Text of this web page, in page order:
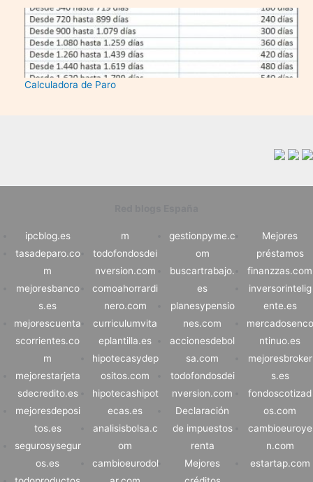
Calculadora de Paro
ipcblog.es
tasadeparo.co
m
mejoresbanco
s.es
mejorescuenta
scorrientes.co
m
mejorestarjeta
sdecredito.es
mejoresdeposi
tos.es
segurosysegur
os.es
m
todofondosdei
nversion.com
comoahorrardi
nero.com
curriculumvita
eplantilla.es
hipotecasydep
ositos.com
hipotecashipot
ecas.es
analisisbolsa.c
om
cambioeurodol
gestionpyme.c
om
buscartrabajo.
es
planesypensio
nes.com
accionesdebol
sa.com
todofondosdei
nversion.com
Declaración
de impuestos
renta
Mejores
Mejores
préstamos
finanzzas.com
inversorintelig
ente.es
mercadosenco
ntinuo.es
mejoresbroker
s.es
fondoscotizad
os.com
cambioeuroye
n.com
estartap.com